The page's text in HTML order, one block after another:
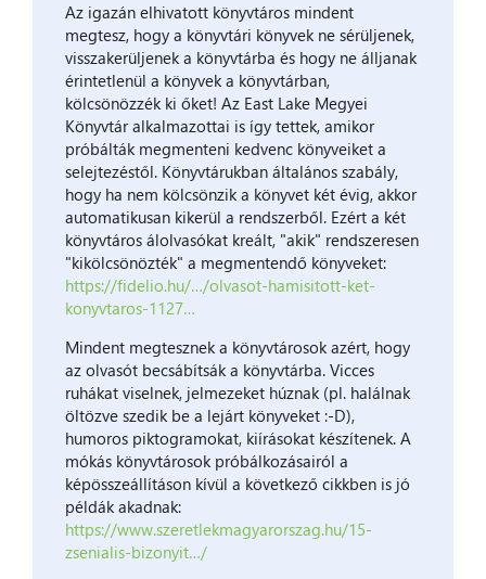
Az igazán elhivatott könyvtáros mindent
megtesz, hogy a könyvtári könyvek ne sérüljenek,
visszakerüljenek a könyvtárba és hogy ne álljanak
érintetlenül a könyvek a könyvtárban,
kölcsönözzék ki őket! Az East Lake Megyei
Könyvtár alkalmazottai is így tettek, amikor
próbálták megmenteni kedvenc könyveiket a
selejtezéstől. Könyvtárukban általános szabály,
hogy ha nem kölcsönzik a könyvet két évig, akkor
automatikusan kikerül a rendszerből. Ezért a két
könyvtáros álolvasókat kreált, "akik" rendszeresen
"kikölcsönözték" a megmentendő könyveket:
https://fidelio.hu/…/olvasot-hamisitott-ket-
konyvtaros-1127…
Mindent megtesznek a könyvtárosok azért, hogy
az olvasót becsábítsák a könyvtárba. Vicces
ruhákat viselnek, jelmezeket húznak (pl. halálnak
öltözve szedik be a lejárt könyveket :-D),
humoros piktogramokat, kiírásokat készítenek. A
mókás könyvtárosok próbálkozásairól a
képösszeállításon kívül a következő cikkben is jó
példák akadnak:
https://www.szeretlekmagyarorszag.hu/15-
zsenialis-bizonyit…/